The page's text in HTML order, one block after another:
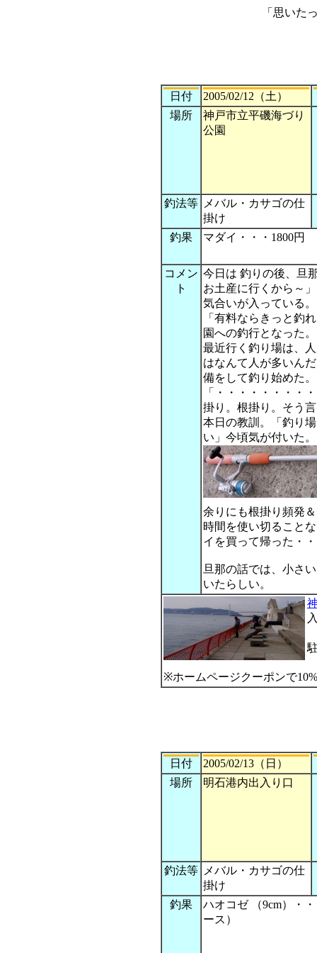
「思いた
日付
2005/02/12（土）
場所
神戸市立平磯海づり
公園
釣法等
メバル・カサゴの仕
掛け
釣果
マダイ・・・1800円
コメン
ト
今日は 釣りの後、旦
お土産に行くから～
気合いが入っている。
「有料ならきっと釣
園への釣行となった。
最近行く釣り場は、
はなんて人が多いん
備をして釣り始めた。
「・・・・・・・・
掛り。根掛り。そう
本日の教訓。「釣り
い」今頃気が付いた
余りにも根掛り頻発
時間を使い切ること
イを買って帰った・
旦那の話では、小さ
いたらしい。
※ホームページクーポンで
日付
2005/02/13（日）
場所
明石港内出入り口
釣法等
メバル・カサゴの仕
掛け
釣果
ハオコゼ （9cm）・
ース）